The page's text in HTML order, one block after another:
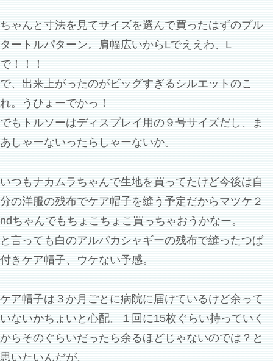
ちゃんと寸法を見てサイズを選んで買ったはずのプル
タートルパターン。肩幅広いからLでええわ、L
で！！！
で、出来上がったのがビッグすぎるシルエットのこ
れ。うひょーでかっ！
でもトルソーはディスプレイ用の９号サイズだし、ま
あしゃーないったらしゃーないか。
いつもナカムラちゃんで生地を買ってたけど今後は自
分の洋服の残布でケア帽子を縫う予定だからマツケ２
ndちゃんでもちょこちょこ買っちゃおうかなー。
と言っても白のアルパカシャギーの残布で縫ったつば
付きケア帽子、ウケない予感。
ケア帽子は３か月ごとに病院に届けているけど余って
いないかちょいと心配。１回に15枚ぐらい持っていく
からそのぐらいだったら余るほどじゃないのでは？と
思いたいんだが。